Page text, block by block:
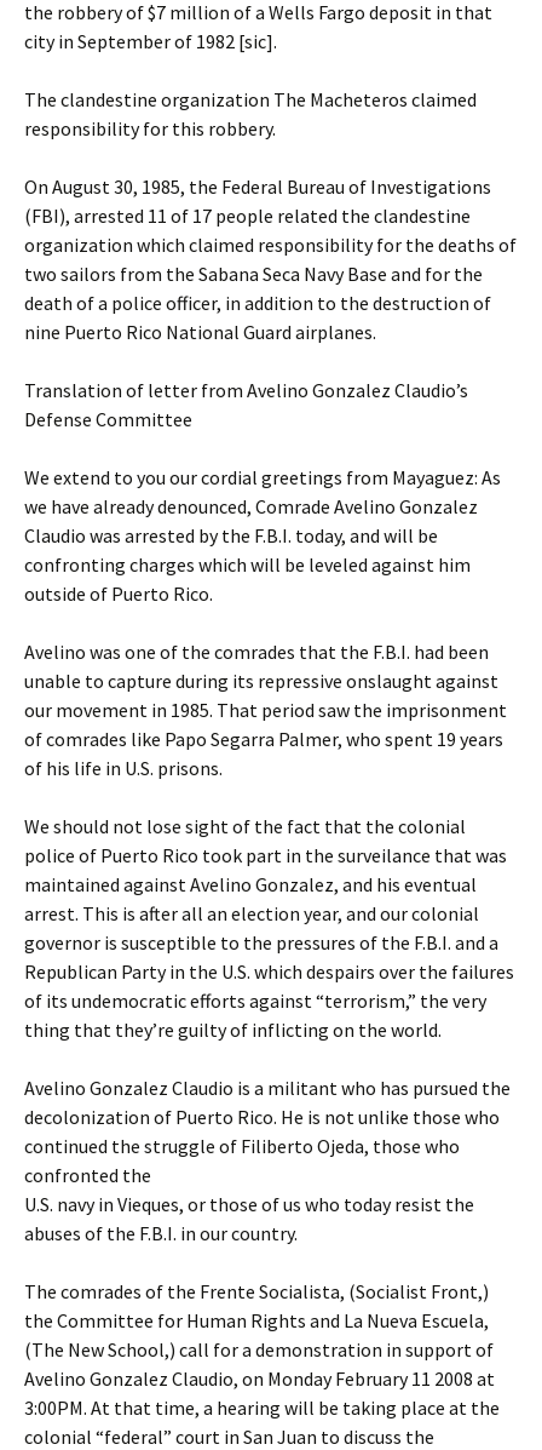
the robbery of $7 million of a Wells Fargo deposit in that
city in September of 1982 [sic].
The clandestine organization The Macheteros claimed
responsibility for this robbery.
On August 30, 1985, the Federal Bureau of Investigations
(FBI), arrested 11 of 17 people related the clandestine
organization which claimed responsibility for the deaths of
two sailors from the Sabana Seca Navy Base and for the
death of a police officer, in addition to the destruction of
nine Puerto Rico National Guard airplanes.
Translation of letter from Avelino Gonzalez Claudio’s
Defense Committee
We extend to you our cordial greetings from Mayaguez: As
we have already denounced, Comrade Avelino Gonzalez
Claudio was arrested by the F.B.I. today, and will be
confronting charges which will be leveled against him
outside of Puerto Rico.
Avelino was one of the comrades that the F.B.I. had been
unable to capture during its repressive onslaught against
our movement in 1985. That period saw the imprisonment
of comrades like Papo Segarra Palmer, who spent 19 years
of his life in U.S. prisons.
We should not lose sight of the fact that the colonial
police of Puerto Rico took part in the surveilance that was
maintained against Avelino Gonzalez, and his eventual
arrest. This is after all an election year, and our colonial
governor is susceptible to the pressures of the F.B.I. and a
Republican Party in the U.S. which despairs over the failures
of its undemocratic efforts against “terrorism,” the very
thing that they’re guilty of inflicting on the world.
Avelino Gonzalez Claudio is a militant who has pursued the
decolonization of Puerto Rico. He is not unlike those who
continued the struggle of Filiberto Ojeda, those who
confronted the
U.S. navy in Vieques, or those of us who today resist the
abuses of the F.B.I. in our country.
The comrades of the Frente Socialista, (Socialist Front,)
the Committee for Human Rights and La Nueva Escuela,
(The New School,) call for a demonstration in support of
Avelino Gonzalez Claudio, on Monday February 11 2008 at
3:00PM. At that time, a hearing will be taking place at the
colonial “federal” court in San Juan to discuss the